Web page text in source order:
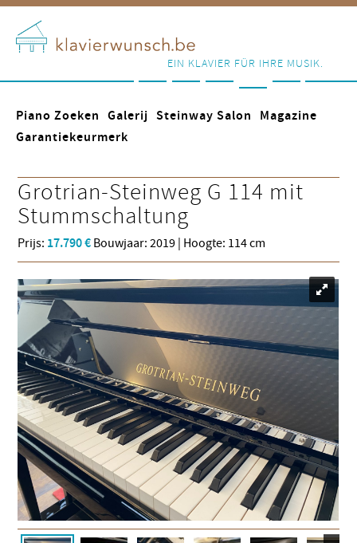
EIN KLAVIER FÜR IHRE MUSIK.
Piano Zoeken Galerij Steinway Salon
Magazine
Garantiekeurmerk
Grotrian-Steinweg G 114 mit
Stummschaltung
Prijs: 17.790 € Bouwjaar: 2019 | Hoogte: 114 cm